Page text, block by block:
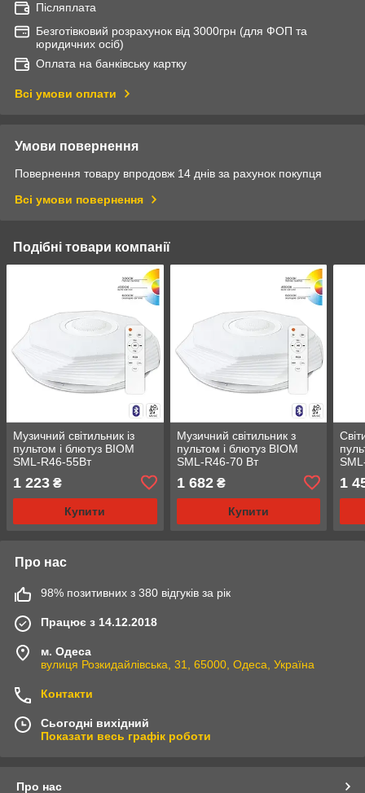
Післяплата
Безготівковий розрахунок від 3000грн (для ФОП та
юридичних осіб)
Оплата на банківську картку
Всі умови оплати
Умови повернення
Повернення товару впродовж 14 днів за рахунок покупця
Всі умови повернення
Подібні товари компанії
Музичний світильник із
пультом і блютуз BIOM
SML-R46-55Вт
1 223 ₴
Купити
Музичний світильник з
пультом і блютуз BIOM
SML-R46-70 Вт
1 682₴
Купити
1
Про нас
98% позитивних з 380 відгуків за рік
Працює з 14.12.2018
м. Одеса
вулиця Розкидайлівська, 31, 65000, Одеса, Україна
Контакти
Сьогодні вихідний
Показати весь графік роботи
Про нас